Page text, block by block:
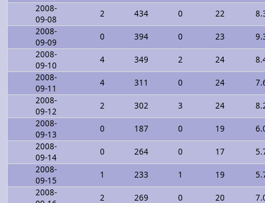
2008-
09-08
2 434 0 22
2008-
09-09
0 394 0 23
2008-
09-10
4 349 2 24
2008-
09-11
4 311 0 24
2008-
09-12
2 302 3 24
2008-
09-13
0 187 0 19
2008-
09-14
0 264 0 17
2008-
09-15
1 233 1 19
2008-
2 269 0 20